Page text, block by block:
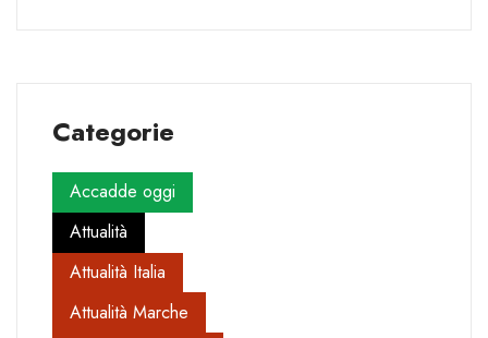
Categorie
Accadde oggi
Attualità
Attualità Italia
Attualità Marche